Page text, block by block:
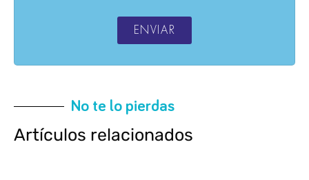
ENVIAR
No te lo pierdas
Artículos relacionados